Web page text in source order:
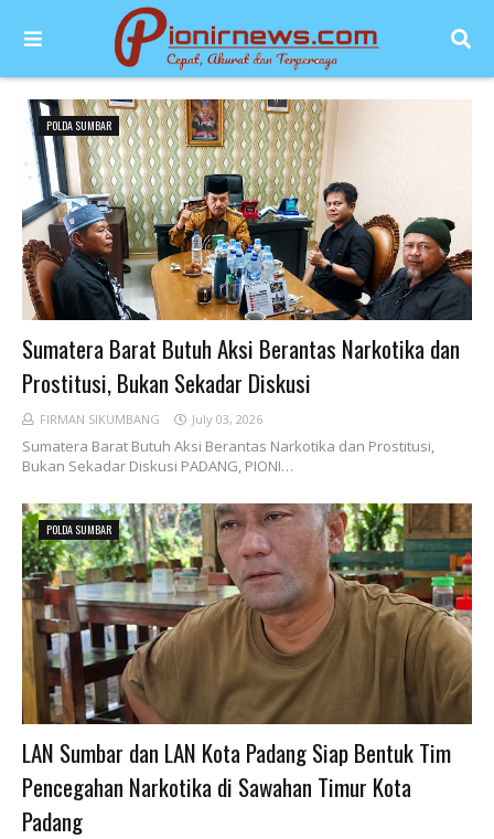
POLDA SUMBAR
Sumatera Barat Butuh Aksi Berantas Narkotika dan
Prostitusi, Bukan Sekadar Diskusi
FIRMAN SIKUMBANG July 03, 2026
Sumatera Barat Butuh Aksi Berantas Narkotika dan Prostitusi,
Bukan Sekadar Diskusi PADANG, PIONI…
POLDA SUMBAR
LAN Sumbar dan LAN Kota Padang Siap Bentuk Tim
Pencegahan Narkotika di Sawahan Timur Kota
Padang